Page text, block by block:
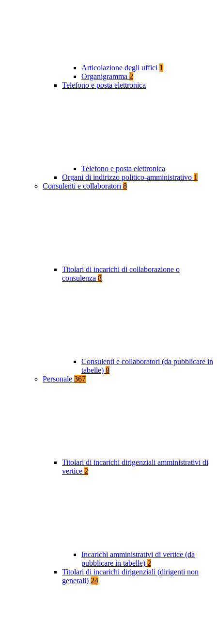
Articolazione degli uffici 1
Organigramma 2
Telefono e posta elettronica
Telefono e posta elettronica
Organi di indirizzo politico-amministrativo 1
Consulenti e collaboratori 8
Titolari di incarichi di collaborazione o
consulenza 8
Consulenti e collaboratori (da pubblicare in
tabelle) 8
Personale 367
Titolari di incarichi dirigenziali amministrativi di
vertice 2
Incarichi amministrativi di vertice (da
pubblicare in tabelle) 2
Titolari di incarichi dirigenziali (dirigenti non
generali) 24